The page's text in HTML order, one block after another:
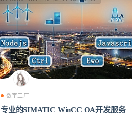
数字工厂
专业的SIMATIC WinCC OA开发服务